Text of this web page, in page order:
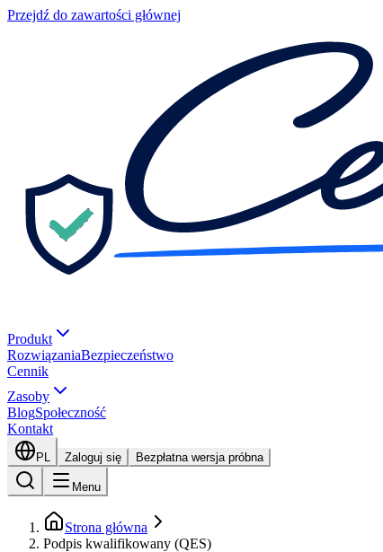
Przejdź do zawartości głównej
Produkt
RozwiązaniaBezpieczeństwo
Cennik
Zasoby
BlogSpołeczność
Kontakt
PL Zaloguj się Bezpłatna wersja próbna
Menu
Strona główna
Podpis kwalifikowany (QES)